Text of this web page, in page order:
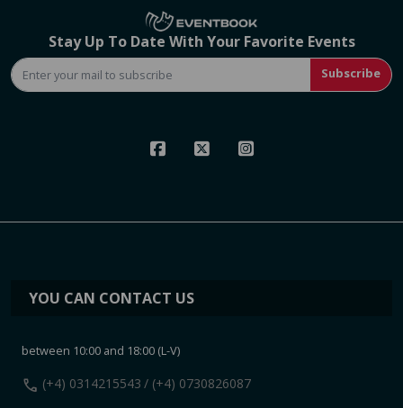
Stay Up To Date With Your Favorite Events
Subscribe
YOU CAN CONTACT US
between 10:00 and 18:00 (L-V)
call (+4) 0314215543 / (+4) 0730826087